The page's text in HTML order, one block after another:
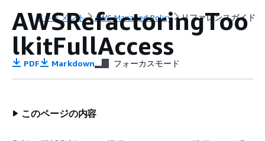
ドキュメント AWS Managed Policy リファレンスガイド
AWSRefactoringToo
lkitFullAccess
PDF Markdown フォーカスモード
このページの内容